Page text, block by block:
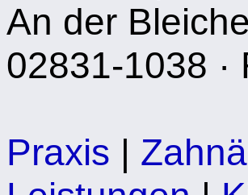
An der
02831-1038
Praxis |